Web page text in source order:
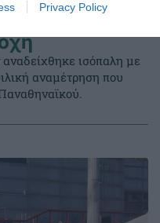
Privacy Policy
ισόπαλη με
αναμέτρηση που